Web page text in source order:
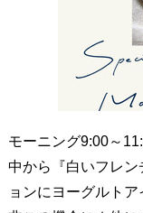
モーニング9:00～
中から『白いフレ
ョンにヨーグルト